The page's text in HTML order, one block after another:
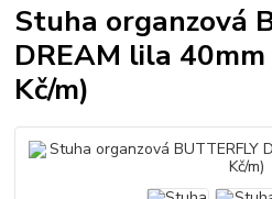
Stuha organzová
DREAM lila
Kč/m)